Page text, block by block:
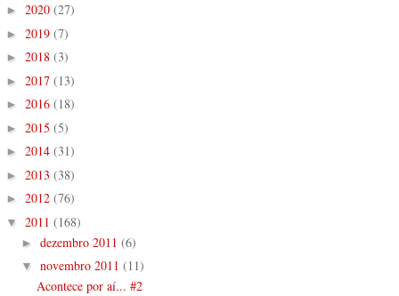
► 2020 (27)
► 2019 (7)
► 2018 (3)
► 2017 (13)
► 2016 (18)
► 2015 (5)
► 2014 (31)
► 2013 (38)
► 2012 (76)
▼ 2011 (168)
► dezembro 2011 (6)
▼ novembro 2011 (11)
Acontece por aí... #2